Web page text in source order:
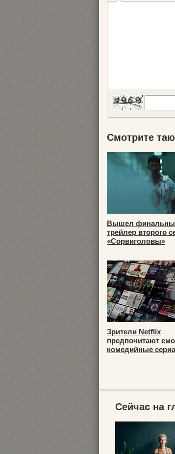
Смотрите
Вышел
трейлер второго
«Сорвиголовы»
Зрители Netflix
предпочитают
комедийные
Сейчас на